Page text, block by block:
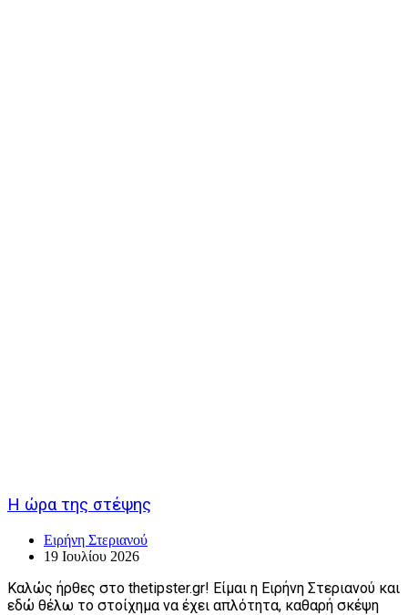
Η ώρα της στέψης
Ειρήνη Στεριανού
19 Ιουλίου 2026
Καλώς ήρθες στο thetipster.gr! Είμαι η Ειρήνη Στεριανού και
εδώ θέλω το στοίχημα να έχει απλότητα, καθαρή σκέψη